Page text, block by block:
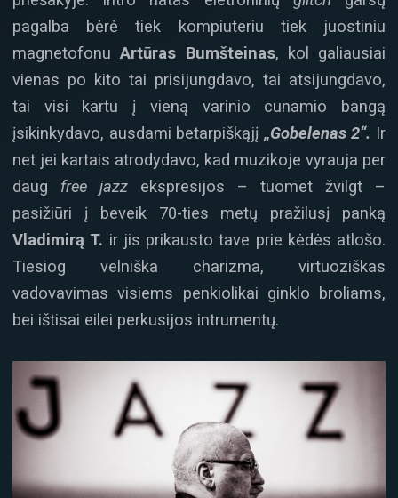
pagalba bėrė tiek kompiuteriu tiek juostiniu
magnetofonuArtūras Bumšteinas, kol galiausiai
vienas po kito tai prisijungdavo, tai atsijungdavo,
tai visi kartu į vieną varinio cunamio bangą
įsikinkydavo, ausdami betarpiškąjį „Gobelenas 2“. Ir
net jei kartais atrodydavo, kad muzikoje vyrauja per
daug free jazz ekspresijos – tuomet žvilgt –
pasižiūri į beveik 70-ties metų pražilusį panką
Vladimirą T. ir jis prikausto tave prie kėdės atlošo.
Tiesiog velniška charizma, virtuoziškas
vadovavimas visiems penkiolikai ginklo broliams,
bei ištisai eilei perkusijos intrumentų.